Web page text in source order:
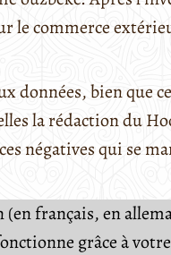
le commerce
données, bien que
la rédaction du
négatives qui se
français, en
grâce à